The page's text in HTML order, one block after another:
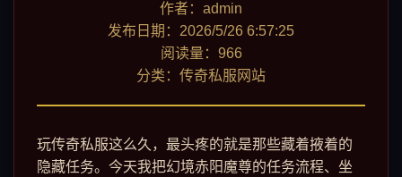
作者：admin
发布日期：2026/5/26 6:57:25
阅读量：966
分类：传奇私服网站
玩传奇私服这么久，最头疼的就是那些藏着掖着的
隐藏任务。今天我把幻境赤阳魔尊的任务流程、坐